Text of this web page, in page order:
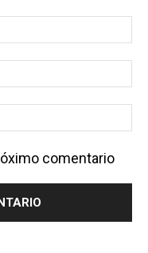
comentario